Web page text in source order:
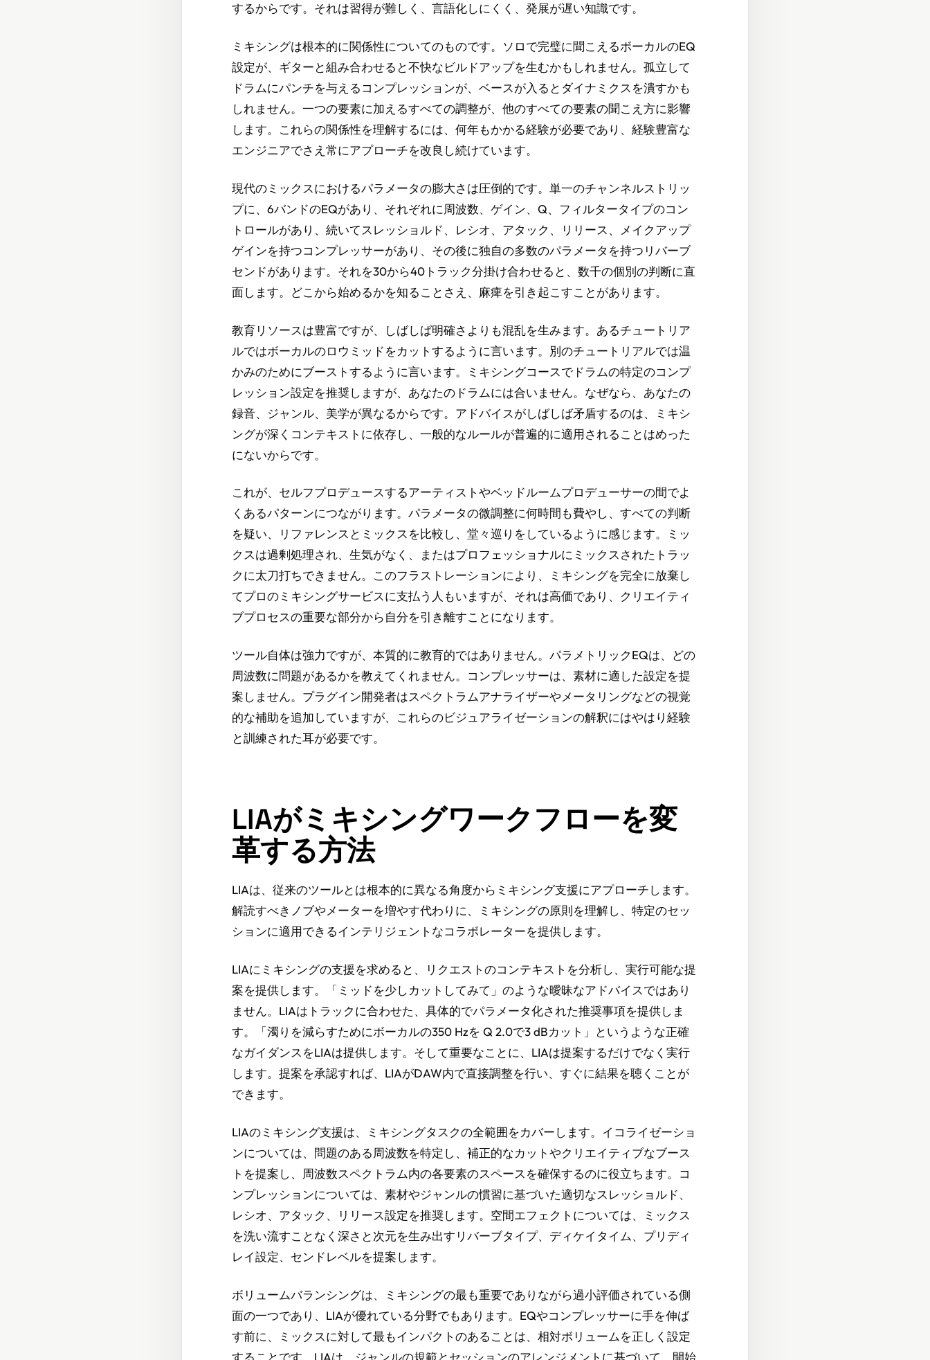
するからです。それは習得が難しく、言語化しにくく、発展が遅い知識です。
ミキシングは根本的に関係性についてのものです。ソロで完璧に聞こえるボーカルのEQ
設定が、ギターと組み合わせると不快なビルドアップを生むかもしれません。孤立して
ドラムにパンチを与えるコンプレッションが、ベースが入るとダイナミクスを潰すかも
しれません。一つの要素に加えるすべての調整が、他のすべての要素の聞こえ方に影響
します。これらの関係性を理解するには、何年もかかる経験が必要であり、経験豊富な
エンジニアでさえ常にアプローチを改良し続けています。
現代のミックスにおけるパラメータの膨大さは圧倒的です。単一のチャンネルストリッ
プに、6バンドのEQがあり、それぞれに周波数、ゲイン、Q、フィルタータイプのコン
トロールがあり、続いてスレッショルド、レシオ、アタック、リリース、メイクアップ
ゲインを持つコンプレッサーがあり、その後に独自の多数のパラメータを持つリバーブ
センドがあります。それを30から40トラック分掛け合わせると、数千の個別の判断に直
面します。どこから始めるかを知ることさえ、麻痺を引き起こすことがあります。
教育リソースは豊富ですが、しばしば明確さよりも混乱を生みます。あるチュートリア
ルではボーカルのロウミッドをカットするように言います。別のチュートリアルでは温
かみのためにブーストするように言います。ミキシングコースでドラムの特定のコンプ
レッション設定を推奨しますが、あなたのドラムには合いません。なぜなら、あなたの
録音、ジャンル、美学が異なるからです。アドバイスがしばしば矛盾するのは、ミキシ
ングが深くコンテキストに依存し、一般的なルールが普遍的に適用されることはめった
にないからです。
これが、セルフプロデュースするアーティストやベッドルームプロデューサーの間でよ
くあるパターンにつながります。パラメータの微調整に何時間も費やし、すべての判断
を疑い、リファレンスとミックスを比較し、堂々巡りをしているように感じます。ミッ
クスは過剰処理され、生気がなく、またはプロフェッショナルにミックスされたトラッ
クに太刀打ちできません。このフラストレーションにより、ミキシングを完全に放棄し
てプロのミキシングサービスに支払う人もいますが、それは高価であり、クリエイティ
ブプロセスの重要な部分から自分を引き離すことになります。
ツール自体は強力ですが、本質的に教育的ではありません。パラメトリックEQは、どの
周波数に問題があるかを教えてくれません。コンプレッサーは、素材に適した設定を提
案しません。プラグイン開発者はスペクトラムアナライザーやメータリングなどの視覚
的な補助を追加していますが、これらのビジュアライゼーションの解釈にはやはり経験
と訓練された耳が必要です。
LIAがミキシングワークフローを変
革する方法
LIAは、従来のツールとは根本的に異なる角度からミキシング支援にアプローチします。
解読すべきノブやメーターを増やす代わりに、ミキシングの原則を理解し、特定のセッ
ションに適用できるインテリジェントなコラボレーターを提供します。
LIAにミキシングの支援を求めると、リクエストのコンテキストを分析し、実行可能な提
案を提供します。「ミッドを少しカットしてみて」のような曖昧なアドバイスではあり
ません。LIAはトラックに合わせた、具体的でパラメータ化された推奨事項を提供しま
す。「濁りを減らすためにボーカルの350 Hzを Q 2.0で3 dBカット」というような正確
なガイダンスをLIAは提供します。そして重要なことに、LIAは提案するだけでなく実行
します。提案を承認すれば、LIAがDAW内で直接調整を行い、すぐに結果を聴くことが
できます。
LIAのミキシング支援は、ミキシングタスクの全範囲をカバーします。イコライゼーショ
ンについては、問題のある周波数を特定し、補正的なカットやクリエイティブなブース
トを提案し、周波数スペクトラム内の各要素のスペースを確保するのに役立ちます。コ
ンプレッションについては、素材やジャンルの慣習に基づいた適切なスレッショルド、
レシオ、アタック、リリース設定を推奨します。空間エフェクトについては、ミックス
を洗い流すことなく深さと次元を生み出すリバーブタイプ、ディケイタイム、プリディ
レイ設定、センドレベルを提案します。
ボリュームバランシングは、ミキシングの最も重要でありながら過小評価されている側
面の一つであり、LIAが優れている分野でもあります。EQやコンプレッサーに手を伸ば
す前に、ミックスに対して最もインパクトのあることは、相対ボリュームを正しく設定
することです。LIAは、ジャンルの規範とセッションのアレンジメントに基づいて、開始